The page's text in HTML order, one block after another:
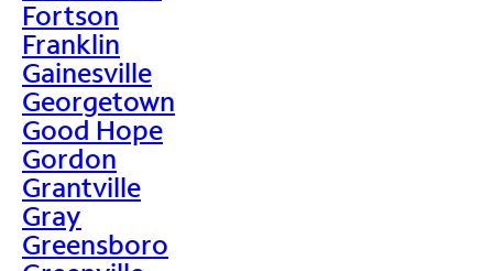
Fortson
Franklin
Gainesville
Georgetown
Good Hope
Gordon
Grantville
Gray
Greensboro